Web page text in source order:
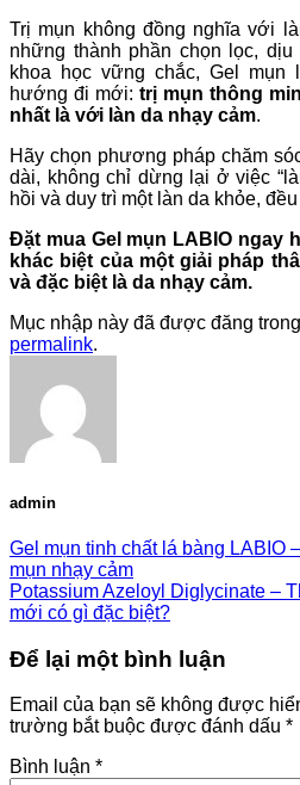
Trị mụn không đồng nghĩa với
những thành phần chọn lọc,
khoa học vững chắc, Gel mụn
hướng đi mới: trị mụn thông
nhất là với làn da nhạy cảm.
Hãy chọn phương pháp chăm
dài, không chỉ dừng lại ở việc
hồi và duy trì một làn da khỏe,
Đặt mua Gel mụn LABIO ngay
khác biệt của một giải pháp
và đặc biệt là da nhạy cảm.
Mục nhập này đã được đăng trong
permalink.
admin
Gel mụn tinh chất lá bàng LABIO
mụn nhạy cảm
Potassium Azeloyl Diglycinate –
mới có gì đặc biệt?
Để lại một bình luận
Email của bạn sẽ không được
trường bắt buộc được đánh dấu *
Bình luận *